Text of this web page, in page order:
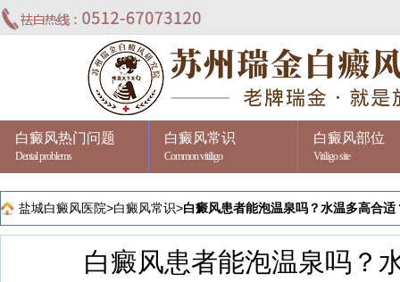
白癜风热门问题
Dental problems
白癜风常识
Common vitiligo
白癜风部位
Vitiligo site
盐城白癜风医院>白癜风常识>白癜风患者能泡温泉吗？水温多高合适
白癜风患者能泡温泉吗？